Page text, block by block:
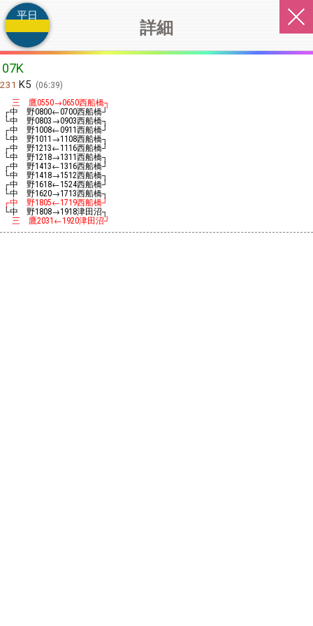
詳細
平日
07K
231 K5
06:39
三 鷹0550→0650西船橋┐
┌中 野0800←0700西船橋┘
└中 野0803→0903西船橋┐
┌中 野1008←0911西船橋┘
└中 野1011 →1108西船橋┐
┌中 野1213←1116西船橋┘
└中 野1218→1311西船橋┐
┌中 野1413←1316西船橋┘
└中 野1418→1512西船橋┐
┌中 野1618←1524西船橋┘
└中 野1620→1713西船橋┐
┌中 野1805←1719西船橋┘
└中 野1808→1918津田沼┐
三 鷹2031 ←1920津田沼┘